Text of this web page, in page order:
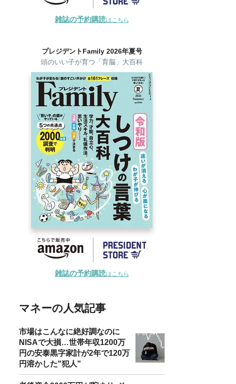
雑誌の予約購読はこちら
プレジデントFamily 2026年夏号
頭のいい子が育つ「育脳」大百科
雑誌の予約購読はこちら
マネーの人気記事
市場はこんなに絶好調なのに
NISAで大損…世帯年収1200万
円の安泰黒字家計が2年で120万
円溶かした"犯人"